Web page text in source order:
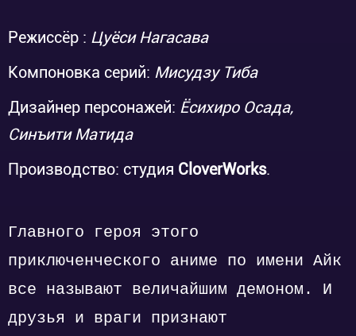
Режиссёр : Цуёси Нагасава
Компоновка серий: Мисудзу Тиба
Дизайнер персонажей: Ёсихиро Осада,
Синъити Матида
Производство: студия CloverWorks.
Главного героя этого
приключенческого аниме по имени Айк
все называют величайшим демоном. И
друзья и враги признают